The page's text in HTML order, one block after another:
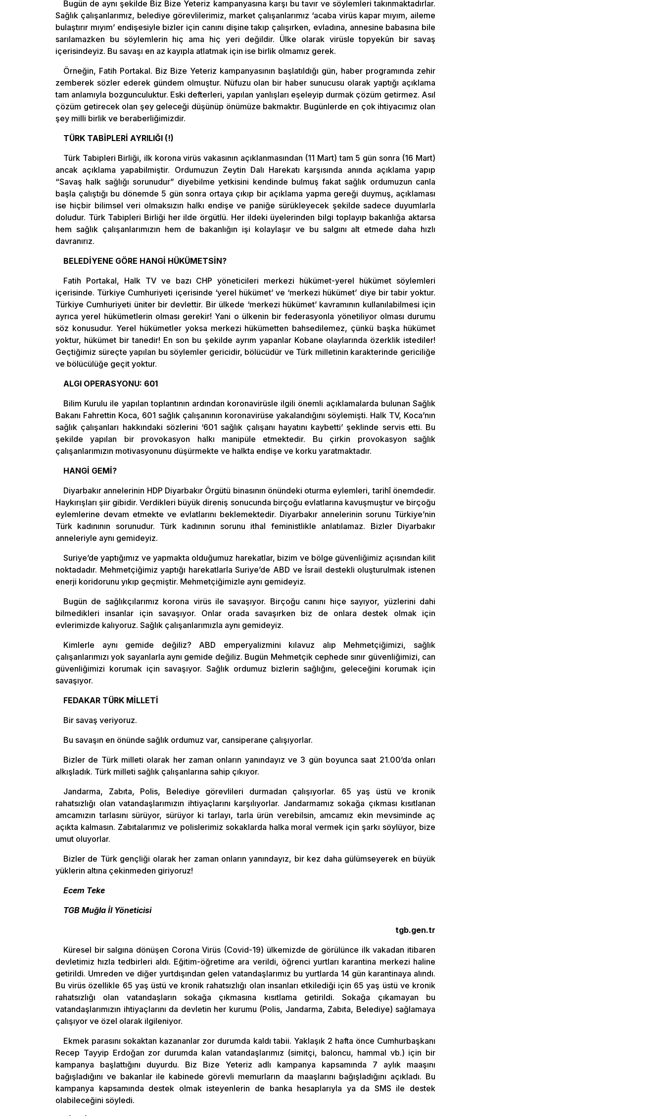
Bugün de aynı şekilde Biz Bize Yeteriz kampanyasına karşı bu tavır ve söylemleri takınmaktadırlar.
Sağlık çalışanlarımız, belediye görevlilerimiz, market çalışanlarımız ‘acaba virüs kapar mıyım, aileme
bulaştırır mıyım’ endişesiyle bizler için canını dişine takıp çalışırken, evladına, annesine babasına bile
sarılamazken bu söylemlerin hiç ama hiç yeri değildir. Ülke olarak virüsle topyekûn bir savaş
içerisindeyiz. Bu savaşı en az kayıpla atlatmak için ise birlik olmamız gerek.
Örneğin, Fatih Portakal. Biz Bize Yeteriz kampanyasının başlatıldığı gün, haber programında zehir
zemberek sözler ederek gündem olmuştur. Nüfuzu olan bir haber sunucusu olarak yaptığı açıklama
tam anlamıyla bozgunculuktur. Eski defterleri, yapılan yanlışları eşeleyip durmak çözüm getirmez. Asıl
çözüm getirecek olan şey geleceği düşünüp önümüze bakmaktır. Bugünlerde en çok ihtiyacımız olan
şey milli birlik ve beraberliğimizdir.
TÜRK TABİPLERİ AYRILIĞI (!)
Türk Tabipleri Birliği, ilk korona virüs vakasının açıklanmasından (11 Mart) tam 5 gün sonra (16 Mart)
ancak açıklama yapabilmiştir. Ordumuzun Zeytin Dalı Harekatı karşısında anında açıklama yapıp
“Savaş halk sağlığı sorunudur” diyebilme yetkisini kendinde bulmuş fakat sağlık ordumuzun canla
başla çalıştığı bu dönemde 5 gün sonra ortaya çıkıp bir açıklama yapma gereği duymuş, açıklaması
ise hiçbir bilimsel veri olmaksızın halkı endişe ve paniğe sürükleyecek şekilde sadece duyumlarla
doludur. Türk Tabipleri Birliği her ilde örgütlü. Her ildeki üyelerinden bilgi toplayıp bakanlığa aktarsa
hem sağlık çalışanlarımızın hem de bakanlığın işi kolaylaşır ve bu salgını alt etmede daha hızlı
davranırız.
BELEDİYENE GÖRE HANGİ HÜKÜMETSİN?
Fatih Portakal, Halk TV ve bazı CHP yöneticileri merkezi hükümet-yerel hükümet söylemleri
içerisinde. Türkiye Cumhuriyeti içerisinde ‘yerel hükümet’ ve ‘merkezi hükümet’ diye bir tabir yoktur.
Türkiye Cumhuriyeti üniter bir devlettir. Bir ülkede ‘merkezi hükümet’ kavramının kullanılabilmesi için
ayrıca yerel hükümetlerin olması gerekir! Yani o ülkenin bir federasyonla yönetiliyor olması durumu
söz konusudur. Yerel hükümetler yoksa merkezi hükümetten bahsedilemez, çünkü başka hükümet
yoktur, hükümet bir tanedir! En son bu şekilde ayrım yapanlar Kobane olaylarında özerklik istediler!
Geçtiğimiz süreçte yapılan bu söylemler gericidir, bölücüdür ve Türk milletinin karakterinde gericiliğe
ve bölücülüğe geçit yoktur.
ALGI OPERASYONU: 601
Bilim Kurulu ile yapılan toplantının ardından koronavirüsle ilgili önemli açıklamalarda bulunan Sağlık
Bakanı Fahrettin Koca, 601 sağlık çalışanının koronavirüse yakalandığını söylemişti. Halk TV, Koca’nın
sağlık çalışanları hakkındaki sözlerini ‘601 sağlık çalışanı hayatını kaybetti’ şeklinde servis etti. Bu
şekilde yapılan bir provokasyon halkı manipüle etmektedir. Bu çirkin provokasyon sağlık
çalışanlarımızın motivasyonunu düşürmekte ve halkta endişe ve korku yaratmaktadır.
HANGİ GEMİ?
Diyarbakır annelerinin HDP Diyarbakır Örgütü binasının önündeki oturma eylemleri, tarihî önemdedir.
Haykırışları şiir gibidir. Verdikleri büyük direniş sonucunda birçoğu evlatlarına kavuşmuştur ve birçoğu
eylemlerine devam etmekte ve evlatlarını beklemektedir. Diyarbakır annelerinin sorunu Türkiye’nin
Türk kadınının sorunudur. Türk kadınının sorunu ithal feministlikle anlatılamaz. Bizler Diyarbakır
anneleriyle aynı gemideyiz.
Suriye’de yaptığımız ve yapmakta olduğumuz harekatlar, bizim ve bölge güvenliğimiz açısından kilit
noktadadır. Mehmetçiğimiz yaptığı harekatlarla Suriye’de ABD ve İsrail destekli oluşturulmak istenen
enerji koridorunu yıkıp geçmiştir. Mehmetçiğimizle aynı gemideyiz.
Bugün de sağlıkçılarımız korona virüs ile savaşıyor. Birçoğu canını hiçe sayıyor, yüzlerini dahi
bilmedikleri insanlar için savaşıyor. Onlar orada savaşırken biz de onlara destek olmak için
evlerimizde kalıyoruz. Sağlık çalışanlarımızla aynı gemideyiz.
Kimlerle aynı gemide değiliz? ABD emperyalizmini kılavuz alıp Mehmetçiğimizi, sağlık
çalışanlarımızı yok sayanlarla aynı gemide değiliz. Bugün Mehmetçik cephede sınır güvenliğimizi, can
güvenliğimizi korumak için savaşıyor. Sağlık ordumuz bizlerin sağlığını, geleceğini korumak için
savaşıyor.
FEDAKAR TÜRK MİLLETİ
Bir savaş veriyoruz.
Bu savaşın en önünde sağlık ordumuz var, cansiperane çalışıyorlar.
Bizler de Türk milleti olarak her zaman onların yanındayız ve 3 gün boyunca saat 21.00’da onları
alkışladık. Türk milleti sağlık çalışanlarına sahip çıkıyor.
Jandarma, Zabıta, Polis, Belediye görevlileri durmadan çalışıyorlar. 65 yaş üstü ve kronik
rahatsızlığı olan vatandaşlarımızın ihtiyaçlarını karşılıyorlar. Jandarmamız sokağa çıkması kısıtlanan
amcamızın tarlasını sürüyor, sürüyor ki tarlayı, tarla ürün verebilsin, amcamız ekin mevsiminde aç
açıkta kalmasın. Zabıtalarımız ve polislerimiz sokaklarda halka moral vermek için şarkı söylüyor, bize
umut oluyorlar.
Bizler de Türk gençliği olarak her zaman onların yanındayız, bir kez daha gülümseyerek en büyük
yüklerin altına çekinmeden giriyoruz!
Ecem Teke
TGB Muğla İl Yöneticisi
tgb.gen.tr
Küresel bir salgına dönüşen Corona Virüs (Covid-19) ülkemizde de görülünce ilk vakadan itibaren
devletimiz hızla tedbirleri aldı. Eğitim-öğretime ara verildi, öğrenci yurtları karantina merkezi haline
getirildi. Umreden ve diğer yurtdışından gelen vatandaşlarımız bu yurtlarda 14 gün karantinaya alındı.
Bu virüs özellikle 65 yaş üstü ve kronik rahatsızlığı olan insanları etkilediği için 65 yaş üstü ve kronik
rahatsızlığı olan vatandaşların sokağa çıkmasına kısıtlama getirildi. Sokağa çıkamayan bu
vatandaşlarımızın ihtiyaçlarını da devletin her kurumu (Polis, Jandarma, Zabıta, Belediye) sağlamaya
çalışıyor ve özel olarak ilgileniyor.
Ekmek parasını sokaktan kazananlar zor durumda kaldı tabii. Yaklaşık 2 hafta önce Cumhurbaşkanı
Recep Tayyip Erdoğan zor durumda kalan vatandaşlarımız (simitçi, baloncu, hammal vb.) için bir
kampanya başlattığını duyurdu. Biz Bize Yeteriz adlı kampanya kapsamında 7 aylık maaşını
bağışladığını ve bakanlar ile kabinede görevli memurların da maaşlarını bağışladığını açıkladı. Bu
kampanya kapsamında destek olmak isteyenlerin de banka hesaplarıyla ya da SMS ile destek
olabileceğini söyledi.